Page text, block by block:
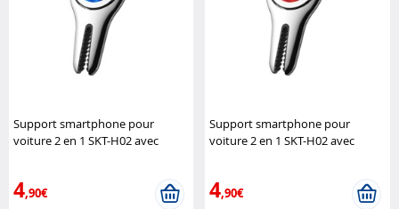
Support smartphone pour
voiture 2 en 1 SKT-H02 avec
4,90€
Support smartphone pour
voiture 2 en 1 SKT-H02 avec
4,90€